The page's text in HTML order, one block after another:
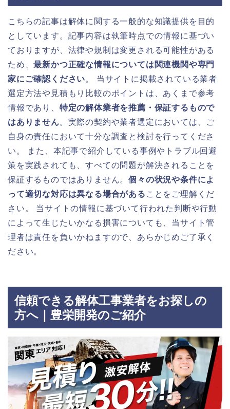
こちらの記事は解体に関する一般的な知識提供を目的
としています。記事内容は執筆時点での情報に基づい
ておりますが、法律や規制は変更される可能性がある
ため、最新かつ正確な情報については関連機関や専門
家にご確認ください。 当サイトに掲載されている業者
選定方法や見積もり比較のポイントは、あくまで参考
情報であり、 特定の解体業者を推薦・保証するもので
はありません。実際の契約や業者選定においては、ご
自身の責任において十分な調査と検討を行ってくださ
い。 また、本記事で紹介している事例やトラブル回避
策を実践されても、すべての問題が解決されることを
保証するものではありません。個々の状況や条件によ
って適切な対応は異なる場合がある ことをご理解くだ
さい。 当サイトの情報に基づいて行われた判断や行動
によって生じたいかなる損害についても、当サイト管
理者は責任を負いかねますので、あらかじめご了承く
ださい。
信頼できる解体工事業者をお探しの
方へ｜豊栄開発のご紹介